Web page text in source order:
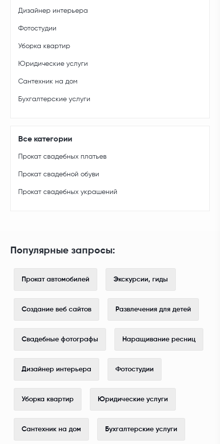
Дизайнер интерьера
Фотостудии
Уборка квартир
Юридические услуги
Сантехник на дом
Бухгалтерские услуги
Все категории
Прокат свадебных платьев
Прокат свадебной обуви
Прокат свадебных украшений
Популярные запросы:
Прокат автомобилей Экскурсии, гиды
Создание веб сайтов Развлечения для детей
Свадебные фотографы Наращивание ресниц
Дизайнер интерьера Фотостудии
Уборка квартир Юридические услуги
Сантехник на дом Бухгалтерские услуги